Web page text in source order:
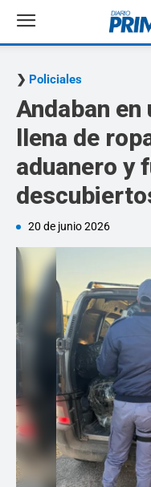
Policiales
Andaban
llena de
aduanero y
20 de junio 2026